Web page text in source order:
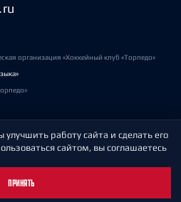
организация «Хоккейный клуб «Торпедо»
работу сайта и сделать его
сайтом, вы соглашаетесь
ПРИНЯТЬ